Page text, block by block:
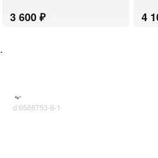
.
d:6566753-6-1